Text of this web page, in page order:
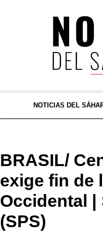
NOTICIAS DEL
BRASIL/
exige fin de
Occidental |
(SPS)